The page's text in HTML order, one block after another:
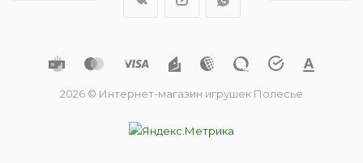
2026 © Интернет-магазин игрушек Полесье